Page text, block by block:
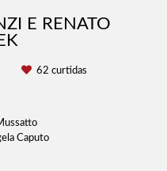
E RENATO
62 curtidas
Caputo